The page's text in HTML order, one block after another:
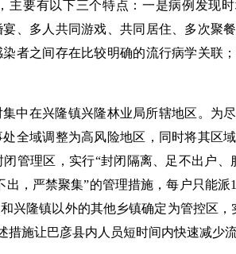
主要有以下三个特点：一是病例发现
、多人共同游戏、共同居住、多次聚
者之间存在比较明确的流行病学关联
中在兴隆镇兴隆林业局所辖地区。为尽
全域调整为高风险地区，同时将其区
管理区，实行“封闭隔离、足不出户、
，严禁聚集”的管理措施，每户只能派
兴隆镇以外的其他乡镇确定为管控区，
施让巴彦县内人员短时间内快速减少